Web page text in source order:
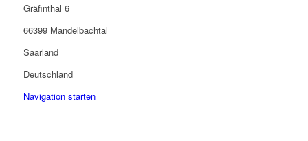
Gräfinthal 6
66399 Mandelbachtal
Saarland
Deutschland
Navigation starten